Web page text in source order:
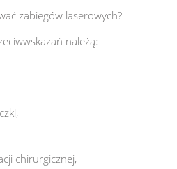
zabiegów laserowych?
należą:
chirurgicznej,